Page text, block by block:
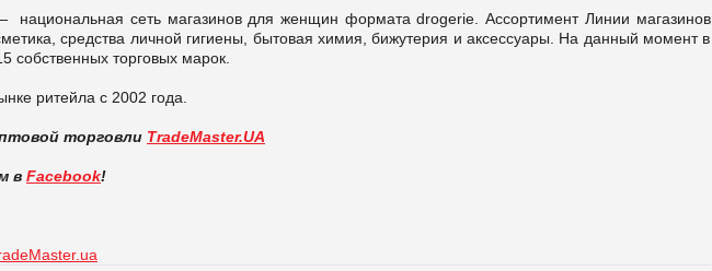
сеть магазинов для женщин формата drogerie. Ассортимент Линии магазинов
средства личной гигиены, бытовая химия, бижутерия и аксессуары. На данный момент в
собственных торговых марок.
ритейла с 2002 года.
торговли TradeMaster.UA
в Facebook!